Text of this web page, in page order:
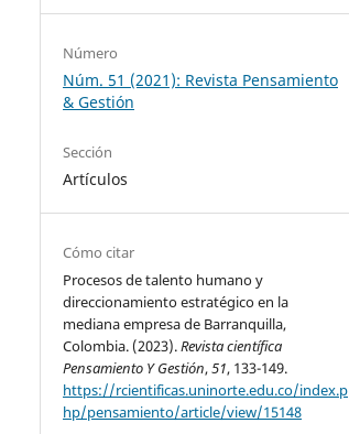
Número
Núm. 51 (2021): Revista Pensamiento
& Gestión
Sección
Artículos
Cómo citar
Procesos de talento humano y
direccionamiento estratégico en la
mediana empresa de Barranquilla,
Colombia. (2023).Revista científica
Pensamiento Y Gestión,51, 133-149.
https://rcientificas.uninorte.edu.co/index.p
hp/pensamiento/article/view/15148